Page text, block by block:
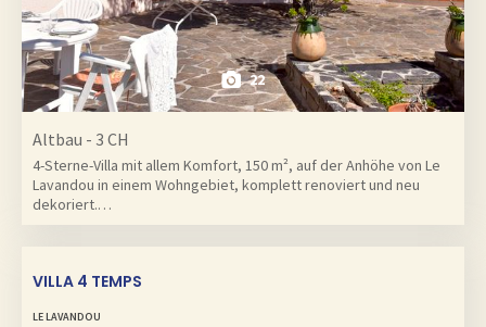
22
Altbau - 3 CH
4-Sterne-Villa mit allem Komfort, 150 m², auf der Anhöhe von Le
Lavandou in einem Wohngebiet, komplett renoviert und neu
dekoriert.…
VILLA 4 TEMPS
LE LAVANDOU